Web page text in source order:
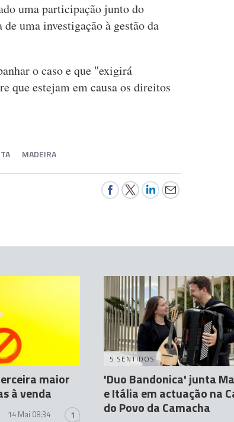
uma participação junto do
uma investigação à gestão da
o caso e que "exigirá
que estejam em causa os direitos
MADEIRA
maior
à venda
14 Mai 08:34 1
5 SENTIDOS
'Duo Bandonica' junta
e Itália em actuação na
do Povo da Camacha